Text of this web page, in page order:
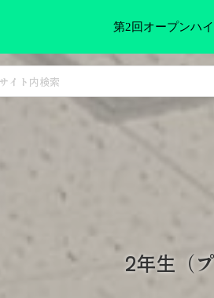
2年生（
第2回オープンハ